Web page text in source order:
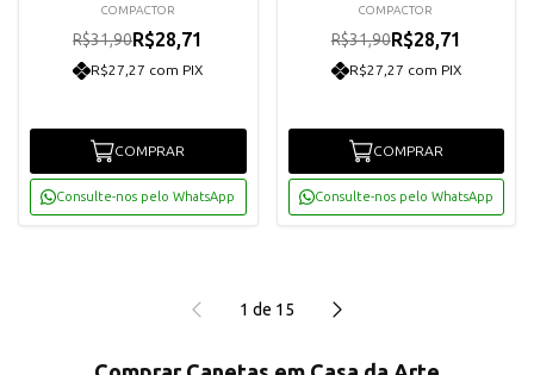
COMPACTOR
R$31,90R$28,71
R$27,27 com PIX
COMPRAR
Consulte-nos pelo WhatsApp
COMPACTOR
R$31,90R$28,71
R$27,27 com PIX
COMPRAR
Consulte-nos pelo WhatsApp
1 de 15